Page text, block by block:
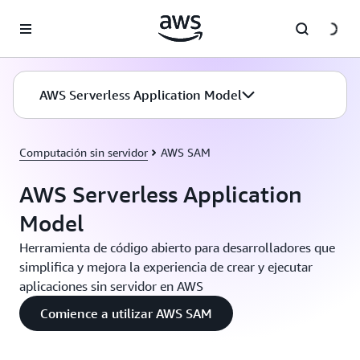
AWS Serverless Application Model
Computación sin servidor AWS SAM
AWS Serverless Application
Model
Herramienta de código abierto para desarrolladores que
simplifica y mejora la experiencia de crear y ejecutar
aplicaciones sin servidor en AWS
Comience a utilizar AWS SAM